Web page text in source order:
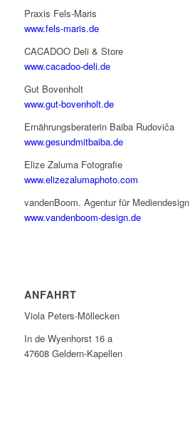
Praxis Fels-Maris
www.fels-maris.de
CACADOO Deli & Store
www.cacadoo-deli.de
Gut Bovenholt
www.gut-bovenholt.de
Ernährungsberaterin Baiba Rudoviča
www.gesundmitbaiba.de
Elize Zaluma Fotografie
www.elizezalumaphoto.com
vandenBoom. Agentur für Mediendesign
www.vandenboom-design.de
ANFAHRT
Viola Peters-Möllecken
In de Wyenhorst 16 a
47608 Geldern-Kapellen